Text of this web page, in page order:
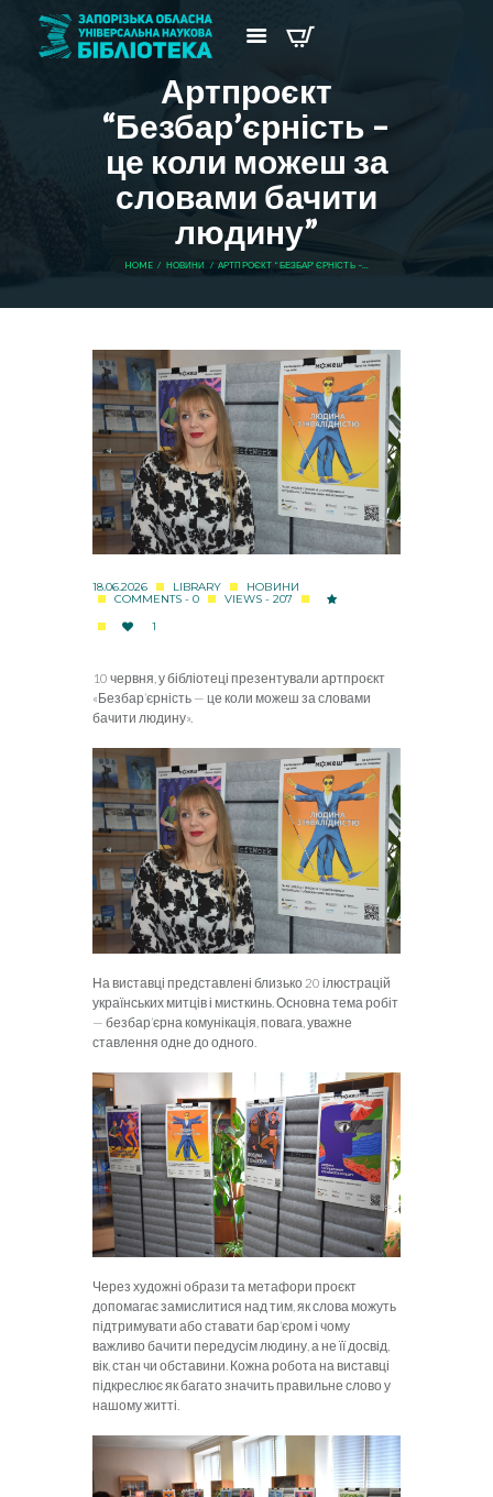
Артпроєкт
“Безбар’єрність –
це коли можеш за
словами бачити
людину”
HOME НОВИНИ АРТПРОЄКТ “БЕЗБАР’ЄРНІСТЬ –...
18.06.2026 LIBRARY
НОВИНИ
COMMENTS - 0
VIEWS - 207
1
10 червня, у бібліотеці презентували артпроєкт
«Безбар’єрність — це коли можеш за словами
бачити людину».
На виставці представлені близько 20 ілюстрацій
українських митців і мисткинь. Основна тема робіт
— безбар’єрна комунікація, повага, уважне
ставлення одне до одного.
Через художні образи та метафори проєкт
допомагає замислитися над тим, як слова можуть
підтримувати або ставати бар’єром і чому
важливо бачити передусім людину, а не її досвід,
вік, стан чи обставини. Кожна робота на виставці
підкреслює як багато значить правильне слово у
нашому житті.